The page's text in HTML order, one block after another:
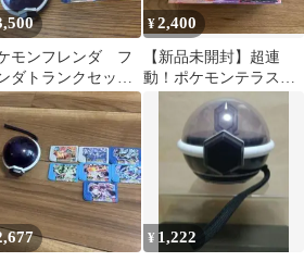
モンフレンダ フ
ダトランクセッ
☆おまけ付き
¥2,400
【新品未開封】超連
動！ポケモンテラスタ
ルオーブRV 【開封値引
き可】
¥ 1,222